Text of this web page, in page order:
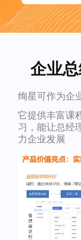
企业
绚星可作为企
它提供丰富课
习，能让总经
力企业发展